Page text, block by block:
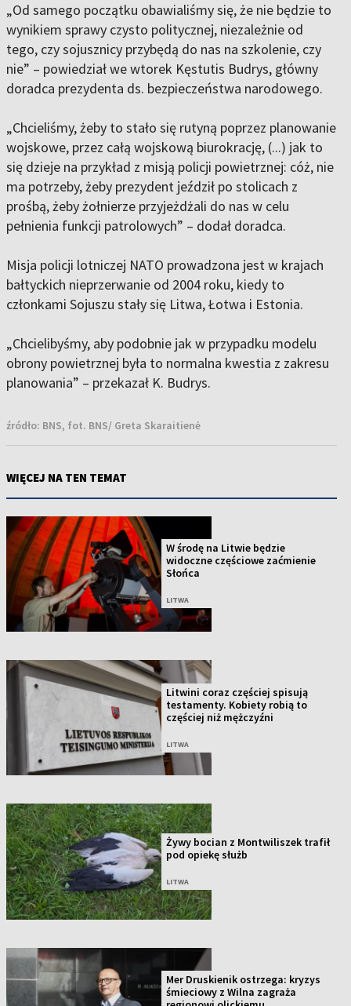
„Od samego początku obawialiśmy się, że nie będzie to
wynikiem sprawy czysto politycznej, niezależnie od
tego, czy sojusznicy przybędą do nas na szkolenie, czy
nie” – powiedział we wtorek Kęstutis Budrys, główny
doradca prezydenta ds. bezpieczeństwa narodowego.
„Chcieliśmy, żeby to stało się rutyną poprzez planowanie
wojskowe, przez całą wojskową biurokrację, (...) jak to
się dzieje na przykład z misją policji powietrznej: cóż, nie
ma potrzeby, żeby prezydent jeździł po stolicach z
prośbą, żeby żołnierze przyjeżdżali do nas w celu
pełnienia funkcji patrolowych” – dodał doradca.
Misja policji lotniczej NATO prowadzona jest w krajach
bałtyckich nieprzerwanie od 2004 roku, kiedy to
członkami Sojuszu stały się Litwa, Łotwa i Estonia.
„Chcielibyśmy, aby podobnie jak w przypadku modelu
obrony powietrznej była to normalna kwestia z zakresu
planowania” – przekazał K. Budrys.
źródło: BNS, fot. BNS/ Greta Skaraitienė
WIĘCEJ NA TEN TEMAT
W środę na Litwie będzie
widoczne częściowe zaćmienie
Słońca
LITWA
Litwini coraz częściej spisują
testamenty. Kobiety robią to
częściej niż mężczyźni
LITWA
Żywy bocian z Montwiliszek trafił
pod opiekę służb
LITWA
Mer Druskienik ostrzega: kryzys
śmieciowy z Wilna zagraża